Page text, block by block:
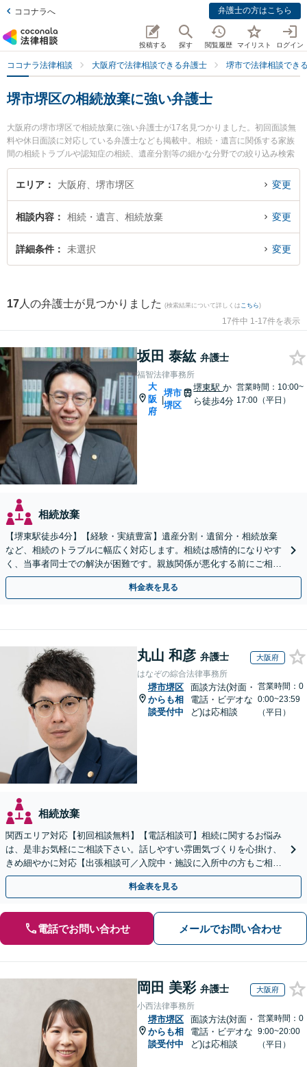
ココナラへ 弁護士の方はこちら
投稿する 探す 閲覧履歴 マイリスト ログイン
ココナラ法律相談 大阪府で法律相談できる弁護士 堺市で法律相談でき
堺市堺区の相続放棄に強い弁護士
大阪府の堺市堺区で相続放棄に強い弁護士が17名見つかりました。初回面談無
料や休日面談に対応している弁護士なども掲載中。相続・遺言に関係する家族
間の相続トラブルや認知症の相続、遺産分割等の細かな分野での絞り込み検索
もでき便利です。特に福智法律事務所の坂田 泰紘弁護士や弁護士法人法律事務
所ロイヤーズ・ハイ 堺オフィスの豊田 夕雪弁護士、ベリーベスト法律事務所
すぐに弁護士に相談したい』『相続放棄のトラブル解決の実績豊富な近くの弁
護士を検索したい』『初回相談無料で相続放棄を法律相談できる堺市堺区内の
弁護士に相談予約したい』などでお困りの相談者さんにおすすめです。
エリア 大阪府、堺市堺区 変更
相談内容 相続・遺言、相続放棄 変更
詳細条件 未選択 変更
17 人の弁護士が見つかりました (検索結果について詳しくは こちら)
17件中 1-17件を表示
坂田 泰紘 弁護士
福智法律事務所
大
阪
府
|
堺市
堺区
堺東駅か
ら徒歩4分
営業時間：10:00~
17:00（平日）
相続放棄
【堺東駅徒歩4分】【経験・実績豊富】遺産分割・遺留分・相続放棄
など、相続のトラブルに幅広く対応します。相続は感情的になりやす
く、当事者同士での解決が困難です。親族関係が悪化する前にご相談
ください。【夜間・休日対応可能】【完全個室完備】
料金表を見る
丸山 和彦 弁護士 大阪府
はなぞの綜合法律事務所
堺市堺区
からも相
談受付中
面談方法(対面・
電話・ビデオな
ど)は応相談
営業時間：0
0:00~23:59
（平日）
相続放棄
関西エリア対応【初回相談無料】【電話相談可】相続に関するお悩み
は、是非お気軽にご相談下さい。話しやすい雰囲気づくりを心掛け、
きめ細やかに対応【出張相談可／入院中・施設に入所中の方もご相談
ください】【車いす利用可】
料金表を見る
電話でお問い合わせ メールでお問い合わせ
岡田 美彩 弁護士 大阪府
小西法律事務所
堺市堺区
からも相
談受付中
面談方法(対面・
電話・ビデオな
ど)は応相談
営業時間：0
9:00~20:00
（平日）